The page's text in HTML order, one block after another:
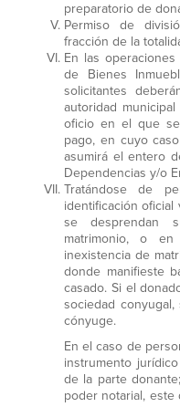
preparatorio de
Permiso de
fracción de la
En las
de Bienes
solicitantes
autoridad
oficio en el que
pago, en cuyo
asumirá el entero
Dependencias y/o
Tratándose de
identificación
se desprendan
matrimonio, o
inexistencia de
donde manifieste
casado. Si el
sociedad
cónyuge.
En el caso de
instrumento
de la parte
poder notarial, este